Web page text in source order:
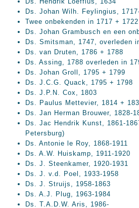
Ds. Johan Wilh. Feylingius,
Twee onbekenden in 1717 +
Ds. Johan Grambusch en een
Ds. Smitsman, 1747, overleden
Ds. van Druten, 1786 + 1788
Ds. Assing, 1788 overleden in
Ds. Johan Groll, 1795 + 1799
Ds. J.C.G. Quack, 1795 + 1798
Ds. J.P.N. Cox, 1803
Ds. Paulus Mettevier, 1814 +
Ds. Jan Herman Brouwer, 1828-
Ds. Jac Hendrik Kunst, 1861-
Petersburg)
Ds. Antonie le Roy, 1868-1911
Ds. A.W. Huiskamp, 1911-1920
Ds. J. Steenkamer, 1920-1931
Ds. J. v.d. Poel, 1933-1958
Ds. J. Struijs, 1958-1863
Ds. A.J. Plug, 1963-1984
Ds. T.A.D.W. Aris, 1986-